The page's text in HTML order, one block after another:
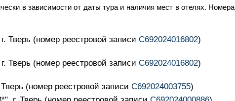
в зависимости от даты тура и наличия мест в отелях. Номера
Тверь (номер реестровой записи С692024016802)
Тверь (номер реестровой записи С692024016802)
(номер реестровой записи С692024003755)